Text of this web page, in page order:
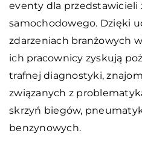
eventy dla przedstawicieli
samochodowego. Dzięki
zdarzeniach branżowych
ich pracownicy zyskują
trafnej diagnostyki,
związanych z
skrzyń biegów,
benzynowych.